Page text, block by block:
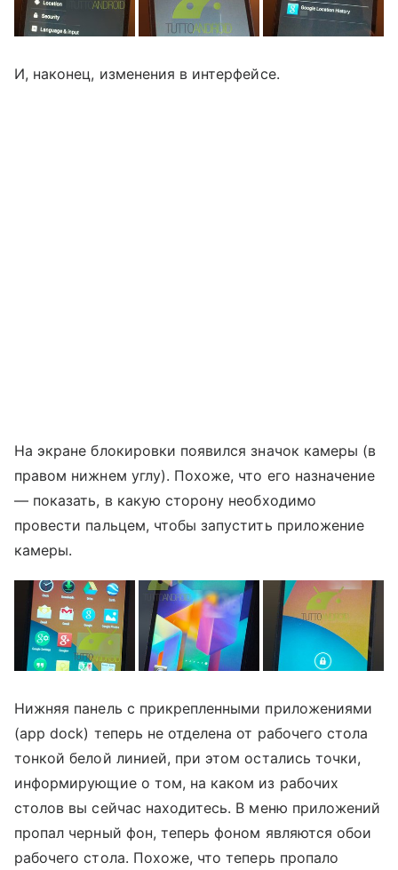
И, наконец, изменения в интерфейсе.
На экране блокировки появился значок камеры (в
правом нижнем углу). Похоже, что его назначение
— показать, в какую сторону необходимо
провести пальцем, чтобы запустить приложение
камеры.
Нижняя панель с прикрепленными приложениями
(app dock) теперь не отделена от рабочего стола
тонкой белой линией, при этом остались точки,
информирующие о том, на каком из рабочих
столов вы сейчас находитесь. В меню приложений
пропал черный фон, теперь фоном являются обои
рабочего стола. Похоже, что теперь пропало